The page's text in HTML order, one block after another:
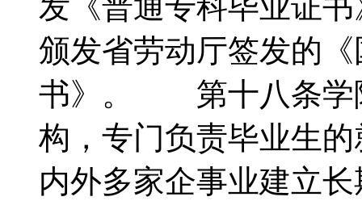
发《普通专科毕业证
颁发省劳动厅签发的
书》。 第十八条学
构，专门负责毕业生
内外多家企事业建立